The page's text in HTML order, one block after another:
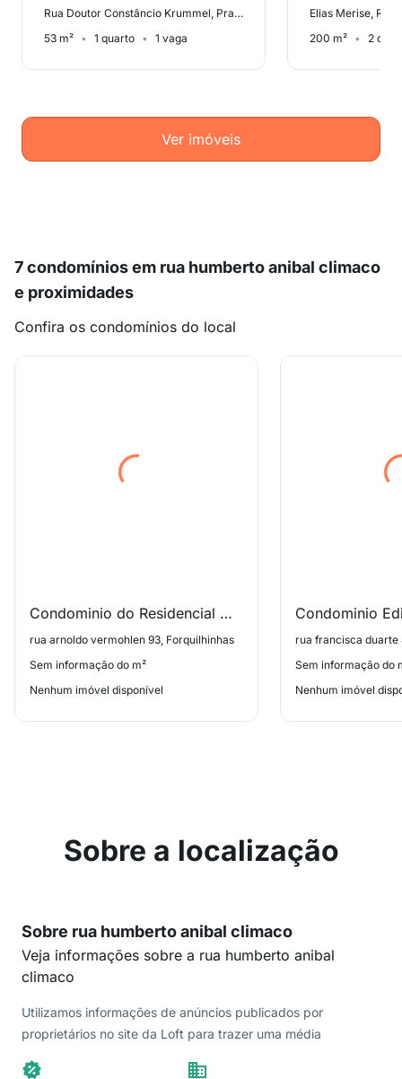
Rua Doutor Constâncio Krummel, Praia Comprida
53 m²
1 quarto 1 vaga
Elias Merise,
200 m²
2
Ver imóveis
7 condomínios em rua humberto anibal climaco
e proximidades
Confira os condomínios do local
Condominio do Residencial Mar de Luz
rua arnoldo vermohlen 93, Forquilhinhas
Sem informação do m²
Nenhum imóvel disponível
rua francisca duarte
Sem informação do
Nenhum imóvel
Sobre a localização
Sobre rua humberto anibal climaco
Veja informações sobre a rua humberto anibal
climaco
Utilizamos informações de anúncios publicados por
proprietários no site da Loft para trazer uma média